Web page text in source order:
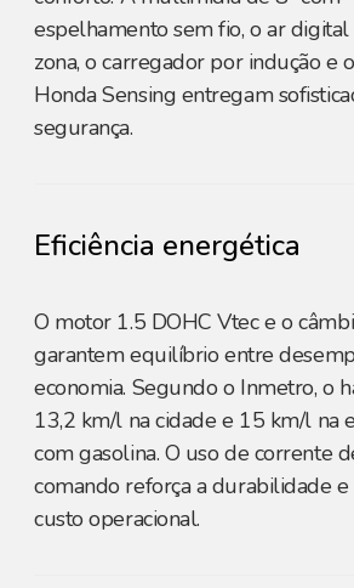
espelhamento sem fio, o ar
zona, o carregador por indução e
Honda Sensing entregam
segurança.
Eficiência energética
O motor 1.5 DOHC Vtec e o
garantem equilíbrio entre
economia. Segundo o Inmetro, o
13,2 km/l na cidade e 15 km/l na
com gasolina. O uso de corrente
comando reforça a durabilidade e
custo operacional.